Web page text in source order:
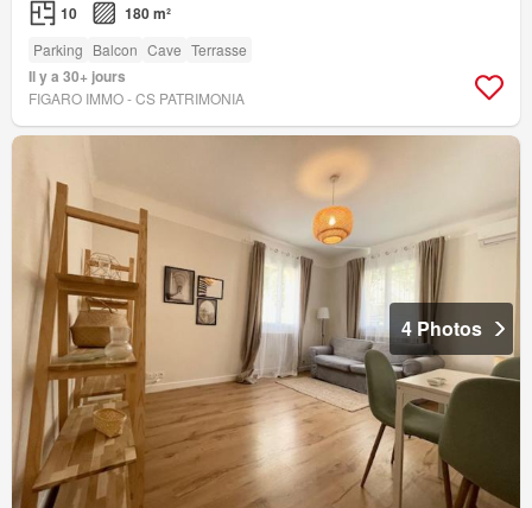
10 180 m²
Parking Balcon Cave Terrasse
Il y a 30+ jours
FIGARO IMMO - CS PATRIMONIA
4 Photos